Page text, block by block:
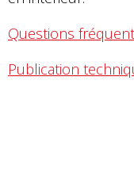
Questions
Publication